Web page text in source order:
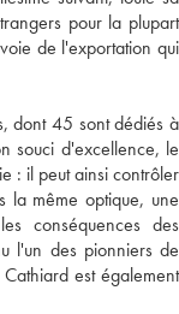
pour la plupart
de l'exportation qui
dont 45 sont dédiés à
souci d'excellence, le
: il peut ainsi contrôler
la même optique, une
conséquences des
l'un des pionniers de
est également